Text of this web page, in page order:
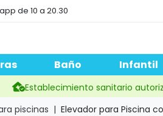
de 10 a 20.30
Baño Infantil
Establecimiento sanitario
piscinas Elevador para Piscina